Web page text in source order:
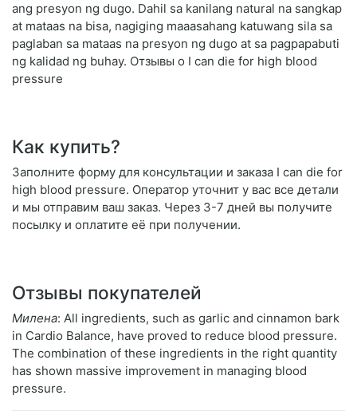
ang presyon ng dugo. Dahil sa kanilang natural na sangkap
at mataas na bisa, nagiging maaasahang katuwang sila sa
paglaban sa mataas na presyon ng dugo at sa pagpapabuti
ng kalidad ng buhay. Отзывы о I can die for high blood
pressure
Как купить?
Заполните форму для консультации и заказа I can die for
high blood pressure. Оператор уточнит у вас все детали
и мы отправим ваш заказ. Через 3-7 дней вы получите
посылку и оплатите её при получении.
Отзывы покупателей
Милена: All ingredients, such as garlic and cinnamon bark
in Cardio Balance, have proved to reduce blood pressure.
The combination of these ingredients in the right quantity
has shown massive improvement in managing blood
pressure.